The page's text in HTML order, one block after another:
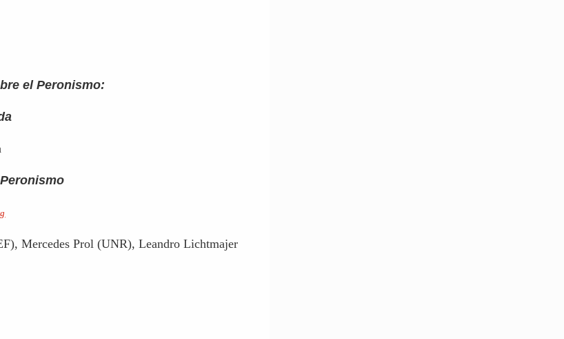
el Peronismo:
Mercedes Prol (UNR), Leandro Lichtmajer